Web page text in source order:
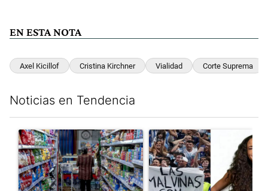
EN ESTA NOTA
Axel Kicillof Cristina Kirchner Vialidad Corte Suprema
Noticias en Tendencia
Un artículo de tendencia con el título "La inflación en CABA
Un artículo de tendencia con